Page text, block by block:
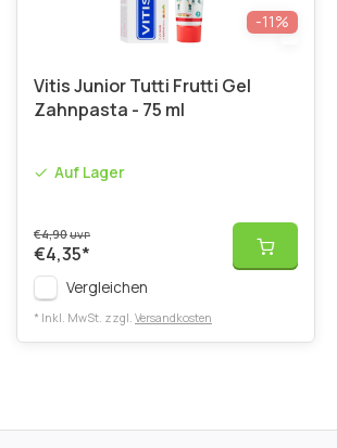
-11%
Vitis Junior Tutti Frutti Gel
Zahnpasta - 75 ml
Auf Lager
€4,90UVP
€4,35*
Vergleichen
* Inkl. MwSt. zzgl. Versandkosten